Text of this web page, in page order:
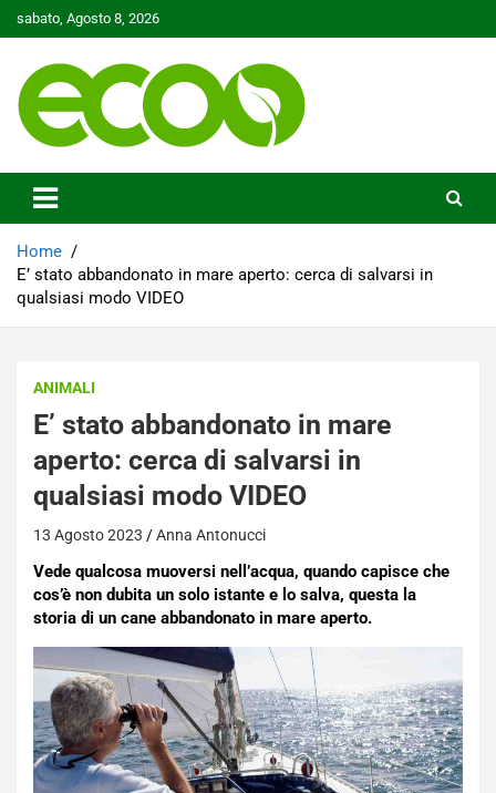
to
sabato, Agosto 8, 2026
Ecoo.it
Home
E’ stato abbandonato in mare aperto: cerca di salvarsi in
qualsiasi modo VIDEO
ANIMALI
E’ stato abbandonato in mare
aperto: cerca di salvarsi in
qualsiasi modo VIDEO
13 Agosto 2023 Anna Antonucci
Vede qualcosa muoversi nell’acqua, quando capisce che
cos’è non dubita un solo istante e lo salva, questa la
storia di un cane abbandonato in mare aperto.